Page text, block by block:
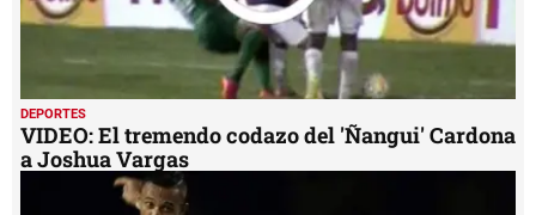
DEPORTES
VIDEO: El tremendo codazo del 'Ñangui' Cardona
a Joshua Vargas